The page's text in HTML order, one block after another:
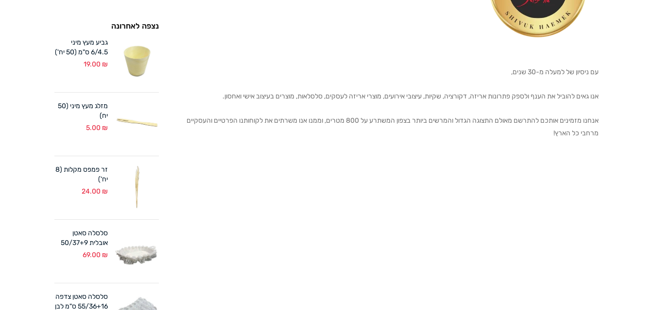
עם ניסיון של למעלה מ-30 שנים,
אנו גאים להוביל את הענף ולספק פתרונות אריזה, דקורציה, שקיות, עיצובי אירועים, מוצרי אריזה לעסקים, סלסלאות, מוצרים בעיצוב אישי ואחסון.
אנחנו מזמינים אותכם להתרשם מאולם התצוגה הגדול והמרשים ביותר בצפון המשתרע על 800 מטרים, וממנו אנו משרתים את לקוחותנו הפרטיים והעסקיים
מרחבי כל הארץ!
נצפה לאחרונה
גביע מעץ מיני
6/4.5 ס"מ (50 יח')
19.00 ₪
מזלג מעץ מיני (50
יח)
5.00 ₪
זר פמפס מקלות (8
יח')
24.00 ₪
סלסלה סאטן
אובלית 50/37+9
ס"מ לבן
69.00 ₪
סלסלה סאטן צדפה
55/36+16 ס"מ לבן